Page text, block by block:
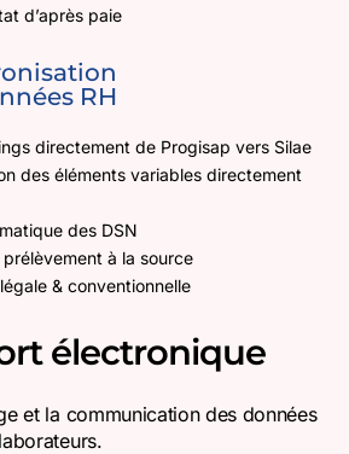
d’après paie
RH
directement de Progisap vers Silae
des éléments variables directement
des DSN
à la source
& conventionnelle
électronique
et la communication des données